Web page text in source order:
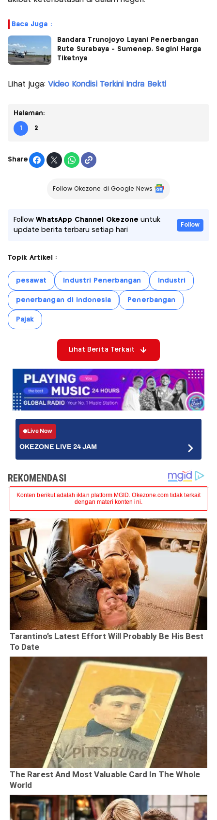
Baca Juga :
Bandara Trunojoyo Layani Penerbangan
Rute Surabaya - Sumenep, Segini Harga
Tiketnya
Lihat juga: Video Kondisi Terkini Indra Bekti
Halaman:
1 2
Share
Follow Okezone di Google News
FollowWhatsApp Channel Okezone untuk
update berita terbaru setiap hari
Follow
Topik Artikel :
pesawat Industri Penerbangan Industri
penerbangan di indonesia Penerbangan
Pajak
Lihat Berita Terkait
Live Now
OKEZONE LIVE 24 JAM